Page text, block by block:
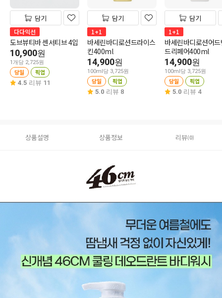
담기
다다익선
도브뷰티바 센서티브 4입
10,900원
1개당 2,725원
당일 픽업
4.5 리뷰 11
담기
1+1
바세린바디로션드라이스
킨400ml
14,900원
100ml당 3,725원
당일 픽업
5.0 리뷰 8
담기
1+1
바세린바디로션어
드리페어400ml
14,900원
100ml당 3,725원
당일 픽업
5.0 리뷰 4
상품설명 상품정보 리뷰(0)